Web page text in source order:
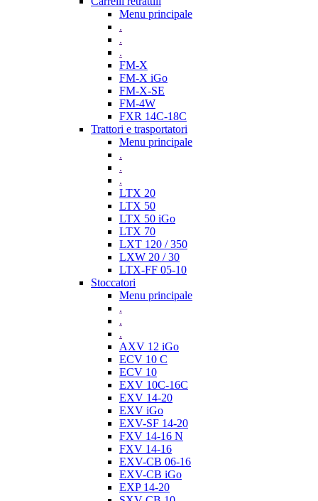
Menu principale
.
.
.
FM-X
FM-X iGo
FM-X-SE
FM-4W
FXR 14C-18C
Trattori e trasportatori
Menu principale
.
.
.
LTX 20
LTX 50
LTX 50 iGo
LTX 70
LXT 120 / 350
LXW 20 / 30
LTX-FF 05-10
Stoccatori
Menu principale
.
.
.
AXV 12 iGo
ECV 10 C
ECV 10
EXV 10C-16C
EXV 14-20
EXV iGo
EXV-SF 14-20
FXV 14-16 N
FXV 14-16
EXV-CB 06-16
EXV-CB iGo
EXP 14-20